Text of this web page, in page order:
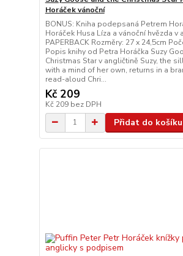
Horáček vánoční
BONUS: Kniha podepsaná Petrem
Horáček Husa Líza a vánoční hvězda v
PAPERBACK Rozměry: 27 x 24,5cm
Popis knihy od Petra Horáčka Suzy
Christmas Star v angličtině Suzy, the
with a mind of her own, returns in a
read-aloud Chri...
Kč 209
Kč 209 bez DPH
Přidat do košíku